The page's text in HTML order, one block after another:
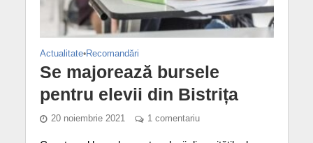
Actualitate•Recomandări
Se majorează bursele
pentru elevii din Bistrița
20 noiembrie 2021 1 comentariu